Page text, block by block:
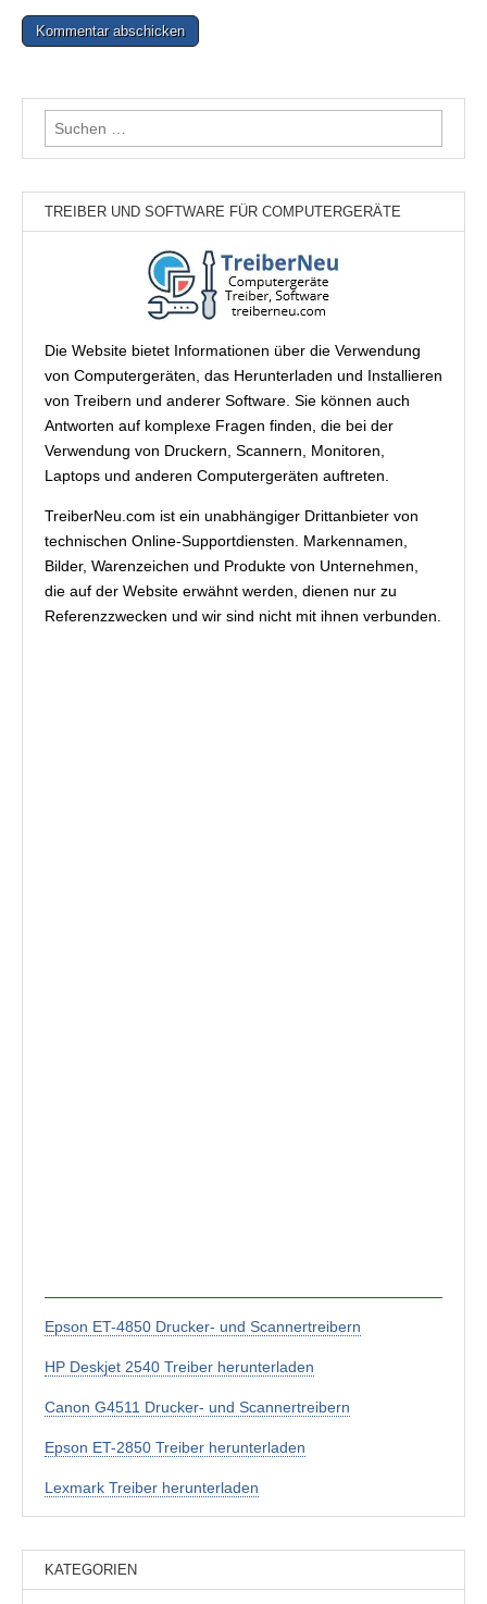
Suchen
nach:
TREIBER UND SOFTWARE FÜR COMPUTERGERÄTE
Die Website bietet Informationen über die Verwendung
von Computergeräten, das Herunterladen und Installieren
von Treibern und anderer Software. Sie können auch
Antworten auf komplexe Fragen finden, die bei der
Verwendung von Druckern, Scannern, Monitoren,
Laptops und anderen Computergeräten auftreten.
TreiberNeu.com ist ein unabhängiger Drittanbieter von
technischen Online-Supportdiensten. Markennamen,
Bilder, Warenzeichen und Produkte von Unternehmen,
die auf der Website erwähnt werden, dienen nur zu
Referenzzwecken und wir sind nicht mit ihnen verbunden.
Epson ET-4850 Drucker- und Scannertreibern
HP Deskjet 2540 Treiber herunterladen
Canon G4511 Drucker- und Scannertreibern
Epson ET-2850 Treiber herunterladen
Lexmark Treiber herunterladen
KATEGORIEN